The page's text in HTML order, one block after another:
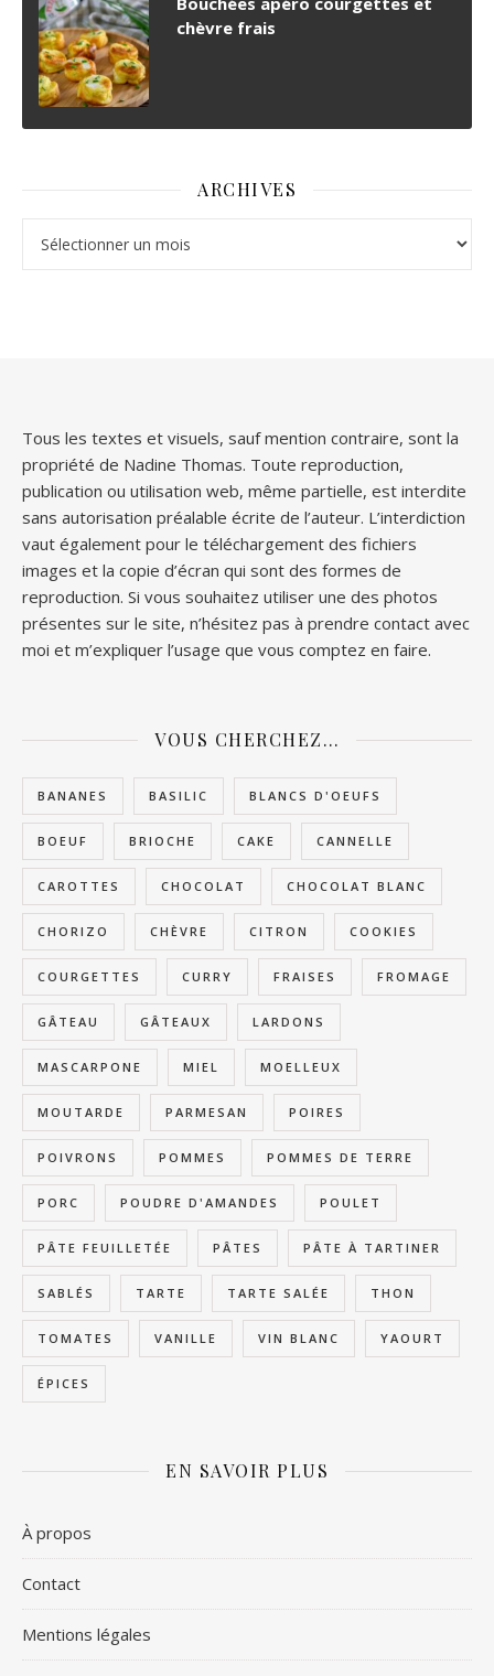
chèvre frais
ARCHIVES
Tous les textes et visuels, sauf mention contraire, sont la
propriété de Nadine Thomas. Toute reproduction,
publication ou utilisation web, même partielle, est interdite
sans autorisation préalable écrite de l’auteur. L’interdiction
vaut également pour le téléchargement des fichiers
images et la copie d’écran qui sont des formes de
reproduction. Si vous souhaitez utiliser une des photos
présentes sur le site, n’hésitez pas à prendre contact avec
moi et m’expliquer l’usage que vous comptez en faire.
VOUS CHERCHEZ…
BANANES BASILIC BLANCS D'OEUFS
BOEUF BRIOCHE CAKE CANNELLE
CAROTTES CHOCOLAT CHOCOLAT BLANC
CHORIZO CHÈVRE CITRON COOKIES
COURGETTES CURRY FRAISES FROMAGE
GÂTEAU GÂTEAUX LARDONS
MASCARPONE MIEL MOELLEUX
MOUTARDE PARMESAN POIRES
POIVRONS POMMES POMMES DE TERRE
PORC POUDRE D'AMANDES POULET
PÂTE FEUILLETÉE PÂTES PÂTE À TARTINER
SABLÉS TARTE TARTE SALÉE THON
TOMATES VANILLE VIN BLANC YAOURT
ÉPICES
EN SAVOIR PLUS
À propos
Contact
Mentions légales